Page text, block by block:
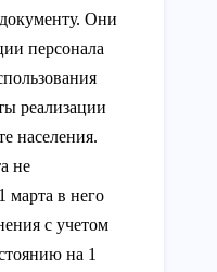
Они
персонала
реализации
населения.
не
марта в него
с учетом
на 1